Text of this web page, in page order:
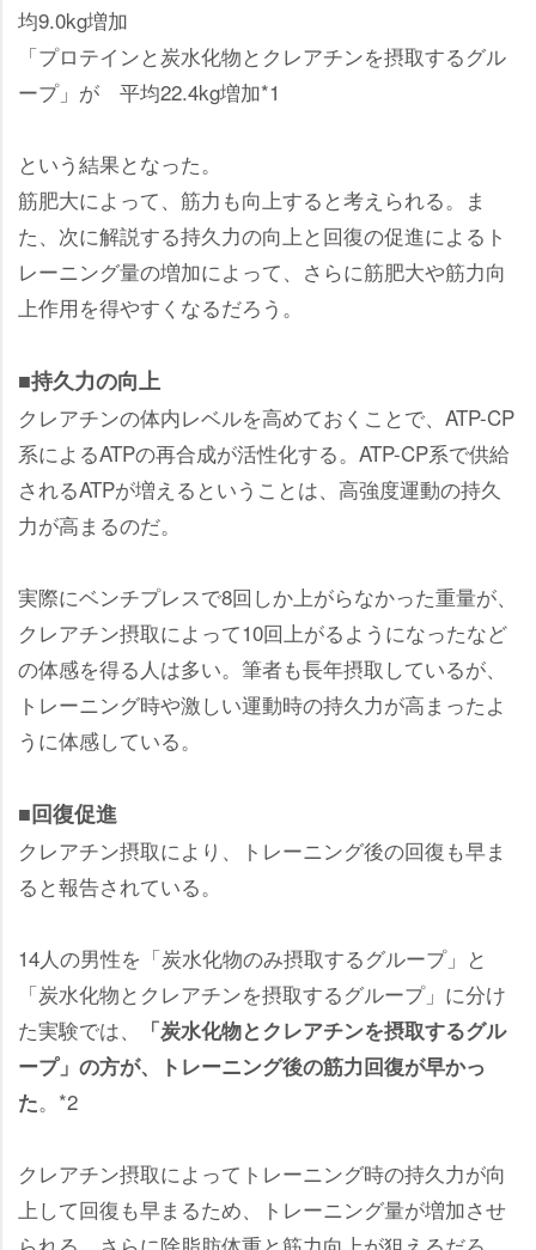
均9.0kg増加
「プロテインと炭水化物とクレアチンを摂取するグル
ープ」が 平均22.4kg増加*1
という結果となった。
筋肥大によって、筋力も向上すると考えられる。ま
た、次に解説する持久力の向上と回復の促進によるト
レーニング量の増加によって、さらに筋肥大や筋力向
上作用を得やすくなるだろう。
■持久力の向上
クレアチンの体内レベルを高めておくことで、ATP-CP
系によるATPの再合成が活性化する。ATP-CP系で供給
されるATPが増えるということは、高強度運動の持久
力が高まるのだ。
実際にベンチプレスで8回しか上がらなかった重量が、
クレアチン摂取によって10回上がるようになったなど
の体感を得る人は多い。筆者も長年摂取しているが、
トレーニング時や激しい運動時の持久力が高まったよ
うに体感している。
■回復促進
クレアチン摂取により、トレーニング後の回復も早ま
ると報告されている。
14人の男性を「炭水化物のみ摂取するグループ」と
「炭水化物とクレアチンを摂取するグループ」に分け
た実験では、
「炭水化物とクレアチンを摂取するグル
ープ」の方が、トレーニング後の筋力回復が早かっ
た。*2
クレアチン摂取によってトレーニング時の持久力が向
上して回復も早まるため、トレーニング量が増加させ